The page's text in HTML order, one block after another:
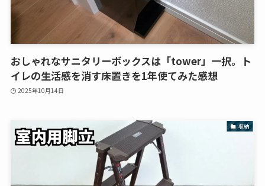
おしゃれなサニタリーボックスは「tower」一択。ト
イレの生活感を消す床置きを1年使てみた感想
2025年10月14日
収納